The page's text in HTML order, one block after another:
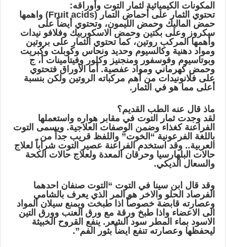
المكونات الكيميائية لثمار التوت وأوراقه:
تحتوي الثمار على أحماض التمار (Fruit acids) واهمها
حمض الماليك وحمض الليمون، وتحتوي أيضاً على
سكروز وعلى بكتين وحمض الاسكوربيك وفلافو نيدات
وأهمها المركب روتين، كما تحتوي الثمار على بروتين
ومواد دهنية وكالسيوم وحديد ونحاس وكوبلت وكبريت
وبوتاسيوم وفوسفور ومنجنيز وكلور وفيتامينات أ، ج
وحمض كهرماني ومواد عفصية. أما الأوراق فتحتوي
على فلانونيدات من أهم مركباته الروتين ولكن بنسبة
أعلى مما هو في الثمار.
ماذ قال عنه الطب القديم؟
لقد وجدت ثمار التوت في مقابر هواره واستعملها
الفراعنة كغذاء وضمن الوصفات العلاجية. ويسمى التوت
باللغة الفرعونية “الخوت” واللفظ قريب جداً من
العربية.. وقد استخدم الفراعنة عصير التوت شراباً لعلاج
حالات البلهارسيا وحرقان المعدة ولعلاج حالات الكحة
والسعال الديكي.
وقد قال ابن سينا في التوت “التوت صنفان احدهما
الفرصاد الحلو والاخر هو المر الذي يعرف بالشامي
وعصارته قابضة خصوصاً اذا طبخت ويمنع سيلان المواد
الى الاعضاء واذا طبخ ورقة مع ورق العنب وورق التين
الاسود بماء المطر سود الشعر. ينفع القروح الخبيثة
ليحفظها وعصارته تنفع ايضاً بثور الفم”.